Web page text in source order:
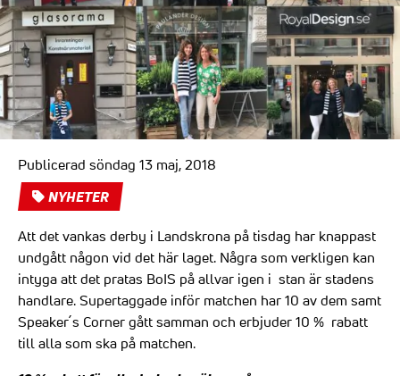
Publicerad söndag 13 maj, 2018
NYHETER
Att det vankas derby i Landskrona på tisdag har knappast
undgått någon vid det här laget. Några som verkligen kan
intyga att det pratas BoIS på allvar igen i stan är stadens
handlare. Supertaggade inför matchen har 10 av dem samt
Speaker´s Corner gått samman och erbjuder 10 % rabatt
till alla som ska på matchen.